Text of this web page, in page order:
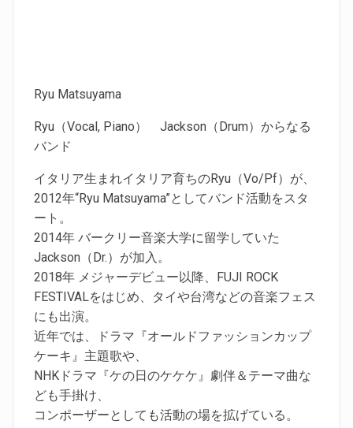
Ryu Matsuyama
Ryu（Vocal, Piano） Jackson（Drum）からなる
バンド
イタリア生まれイタリア育ちのRyu（Vo/Pf）が、
2012年“Ryu Matsuyama”としてバンド活動をスタ
ート。
2014年 バークリー音楽大学に留学していた
Jackson（Dr.）が加入。
2018年 メジャーデビュー以降、FUJI ROCK
FESTIVALをはじめ、タイや台湾などの音楽フェス
にも出演。
近年では、ドラマ『オールドファッションカップ
ケーキ』主題歌や、
NHKドラマ『ケの日のケケケ』劇伴＆テーマ曲な
ども手掛け、
コンポーザーとしても活動の場を拡げている。